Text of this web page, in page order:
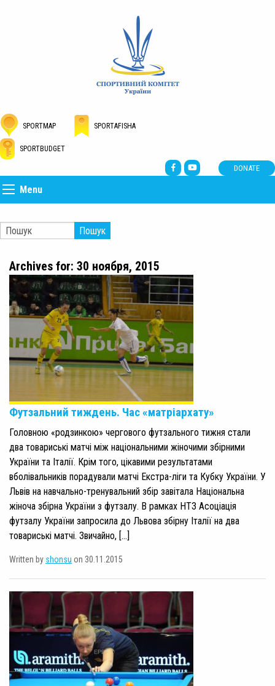
SPORTMAP SPORTAFISHA
SPORTBUDGET
DONATE
Menu
Пошук
Archives for: 30 ноября, 2015
Футзальний тиждень. Час «матріархату»
Головною «родзинкою» чергового футзального тижня стали
два товариські матчі між національними жіночими збірними
України та Італії. Крім того, цікавими результатами
вболівальників порадували матчі Екстра-ліги та Кубку України. У
Львів на навчально-тренувальний збір завітала Національна
жіноча збірна України з футзалу. В рамках НТЗ Асоціація
футзалу України запросила до Львова збірну Італії на два
товариські матчі. Звичайно, […]
Written by shonsu on 30.11.2015